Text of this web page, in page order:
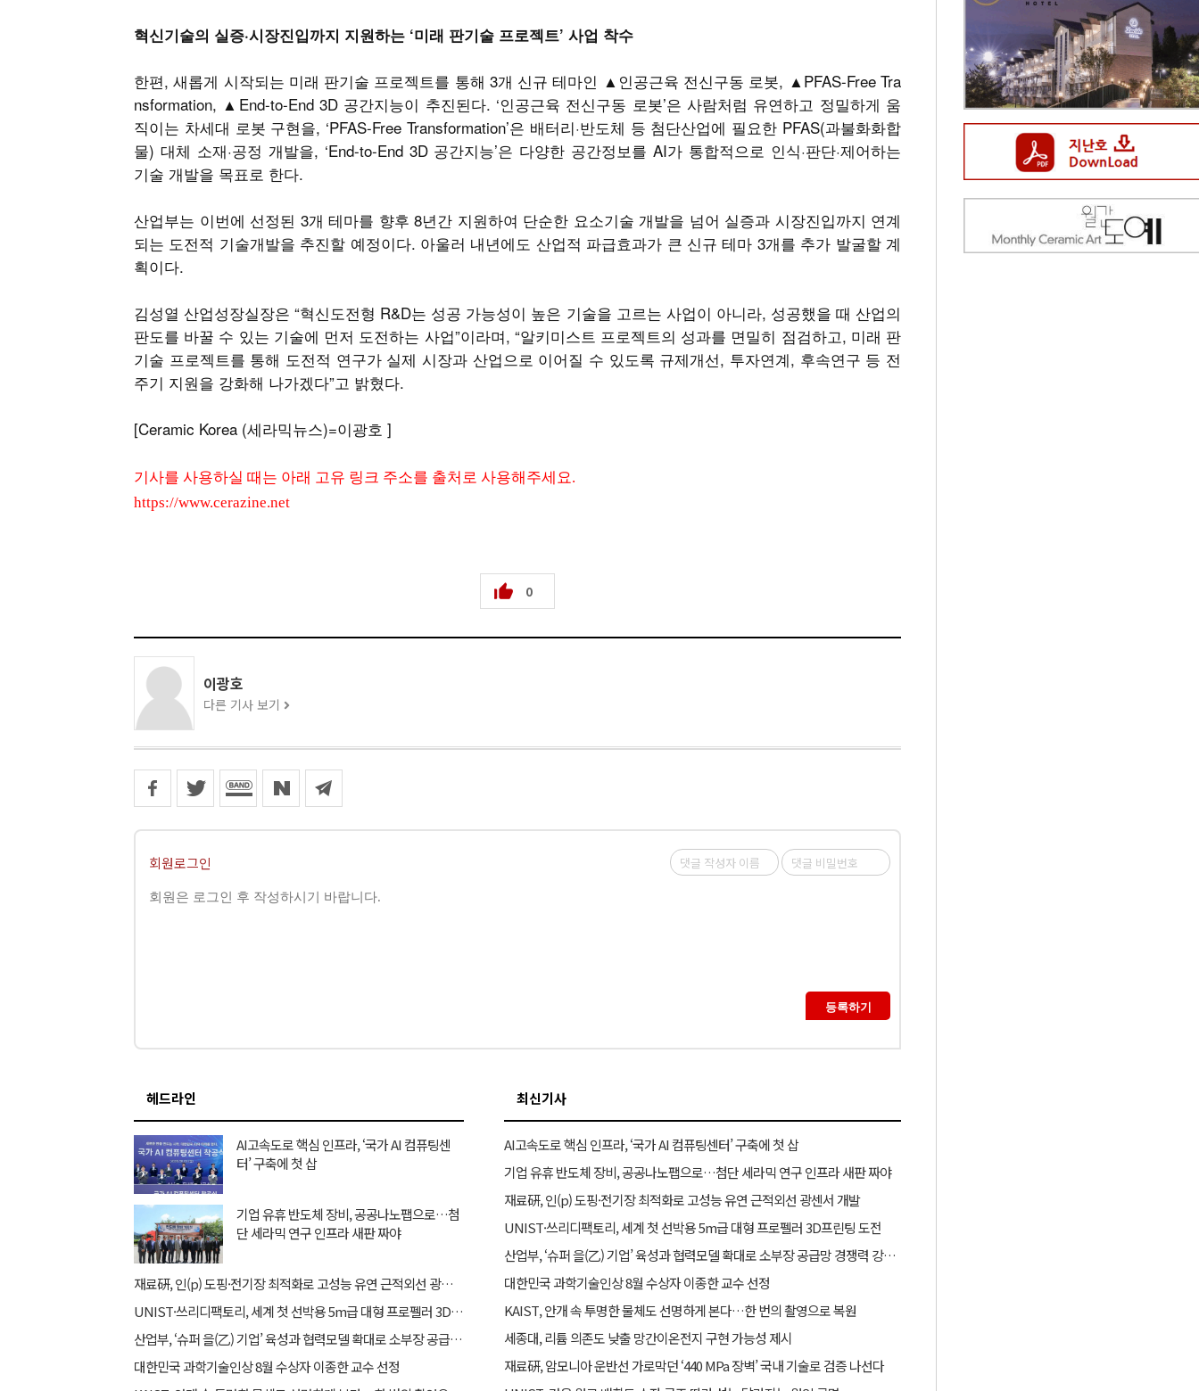
혁신기술의 실증·시장진입까지 지원하는 ‘미래 판기술 프로젝트’ 사업 착수
한편, 새롭게 시작되는 미래 판기술 프로젝트를 통해 3개 신규 테마인 ▲인공근육 전신구동 로봇, ▲PFAS-Free Tra
nsformation, ▲End-to-End 3D 공간지능이 추진된다. ‘인공근육 전신구동 로봇’은 사람처럼 유연하고 정밀하게 움
직이는 차세대 로봇 구현을, ‘PFAS-Free Transformation’은 배터리·반도체 등 첨단산업에 필요한 PFAS(과불화화합
물) 대체 소재·공정 개발을, ‘End-to-End 3D 공간지능’은 다양한 공간정보를 AI가 통합적으로 인식·판단·제어하는
기술 개발을 목표로 한다.
산업부는 이번에 선정된 3개 테마를 향후 8년간 지원하여 단순한 요소기술 개발을 넘어 실증과 시장진입까지 연계
되는 도전적 기술개발을 추진할 예정이다. 아울러 내년에도 산업적 파급효과가 큰 신규 테마 3개를 추가 발굴할 계
획이다.
김성열 산업성장실장은 “혁신도전형 R&D는 성공 가능성이 높은 기술을 고르는 사업이 아니라, 성공했을 때 산업의
판도를 바꿀 수 있는 기술에 먼저 도전하는 사업”이라며, “알키미스트 프로젝트의 성과를 면밀히 점검하고, 미래 판
기술 프로젝트를 통해 도전적 연구가 실제 시장과 산업으로 이어질 수 있도록 규제개선, 투자연계, 후속연구 등 전
주기 지원을 강화해 나가겠다”고 밝혔다.
[Ceramic Korea (세라믹뉴스)=이광호 ]
기사를 사용하실 때는 아래 고유 링크 주소를 출처로 사용해주세요.
https://www.cerazine.net
0
이광호
다른 기사 보기
회원로그인
헤드라인
AI고속도로 핵심 인프라, ‘국가 AI 컴퓨팅센
터’ 구축에 첫 삽
기업 유휴 반도체 장비, 공공나노팹으로…첨
단 세라믹 연구 인프라 새판 짜야
재료硏, 인(p) 도핑·전기장 최적화로 고성능 유연 근적외선 광센서 개발
UNIST·쓰리디팩토리, 세계 첫 선박용 5m급 대형 프로펠러 3D프린팅 도전
산업부, ‘슈퍼 을(乙) 기업’ 육성과 협력모델 확대로 소부장 공급망 경쟁력 강화한다
대한민국 과학기술인상 8월 수상자 이종한 교수 선정
최신기사
AI고속도로 핵심 인프라, ‘국가 AI 컴퓨팅센터’ 구축에 첫 삽
기업 유휴 반도체 장비, 공공나노팹으로…첨단 세라믹 연구 인프라 새판 짜야
재료硏, 인(p) 도핑·전기장 최적화로 고성능 유연 근적외선 광센서 개발
UNIST·쓰리디팩토리, 세계 첫 선박용 5m급 대형 프로펠러 3D프린팅 도전
산업부, ‘슈퍼 을(乙) 기업’ 육성과 협력모델 확대로 소부장 공급망 경쟁력 강화한다
대한민국 과학기술인상 8월 수상자 이종한 교수 선정
KAIST, 안개 속 투명한 물체도 선명하게 본다…한 번의 촬영으로 복원​
세종대, 리튬 의존도 낮출 망간이온전지 구현 가능성 제시
재료硏, 암모니아 운반선 가로막던 ‘440 MPa 장벽’ 국내 기술로 검증 나선다